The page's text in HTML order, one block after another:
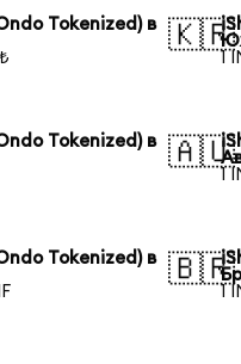
Tokenized) в
🇰🇷
1
Tokenized) в
🇦🇺
1
Tokenized) в
🇧🇷
1